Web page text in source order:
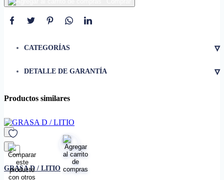
CATEGORÍAS ▿
DETALLE DE GARANTÍA ▿
Productos similares
favorito
GRASA D / LITIO